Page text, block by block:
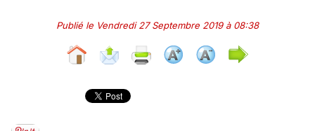
Publié le Vendredi 27 Septembre 2019 à 08:38